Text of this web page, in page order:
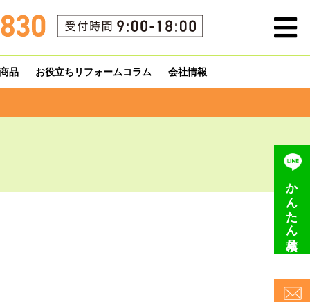
かんたん見積り
品 お役立ちリフォームコラム 会社情報